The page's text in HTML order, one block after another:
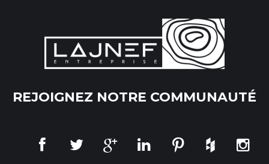
REJOIGNEZ NOTRE COMMUNAUTÉ